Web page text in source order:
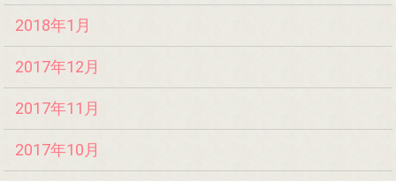
2018年1月
2017年12月
2017年11月
2017年10月